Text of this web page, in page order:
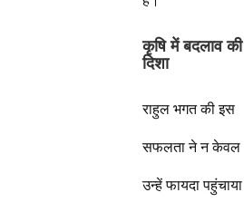
कृषि में बदलाव की
दिशा
राहुल भगत की इस
सफलता ने न केवल
उन्हें फायदा पहुंचाया